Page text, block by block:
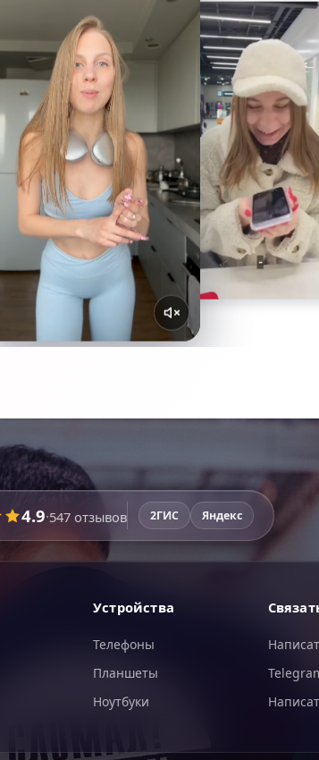
4.9·547 отзывов 2ГИС Яндекс
Устройства
Телефоны
Планшеты
Ноутбуки